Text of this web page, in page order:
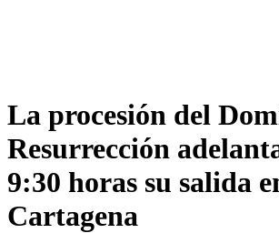
La procesión del
Resurrección
9:30 horas su salida
Cartagena